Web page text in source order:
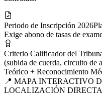
Periodo de Inscripción 2026
Exige abono de tasas de
Criterio Calificador del
(subida de cuerda, circuito de
Teórico + Reconocimiento
📍 MAPA INTERACTIVO